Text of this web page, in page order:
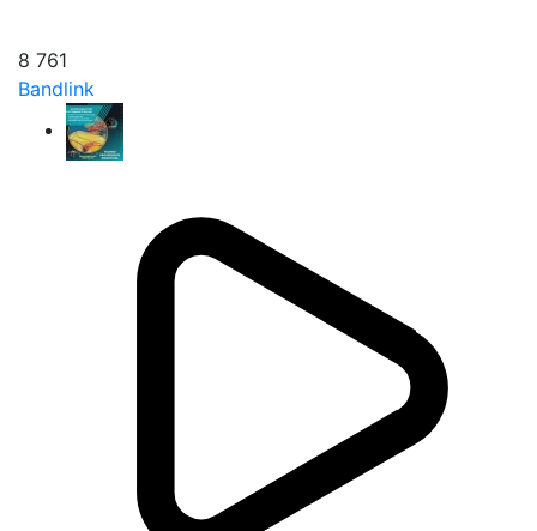
8 761
Bandlink